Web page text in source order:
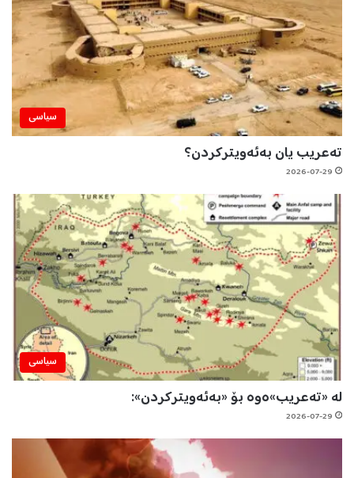
سیاسی
تەعریب یان بەئەویترکردن؟
2026-07-29
سیاسی
لە «تەعریب»ەوە بۆ «بەئەویترکردن»:
2026-07-29